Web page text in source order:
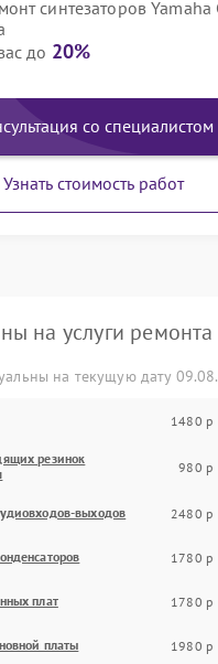
синтезаторов Yamaha
до 20%
со специалистом
Узнать стоимость работ
на услуги ремонта
на текущую дату
1480 р
резинок
980 р
выходов 2480 р
1780 р
плат 1780 р
платы 1980 р